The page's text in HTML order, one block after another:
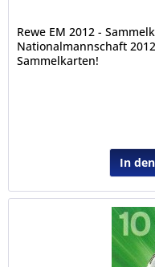
Rewe EM 2012 -
Nationalmannschaft
Sammelkarten!
In